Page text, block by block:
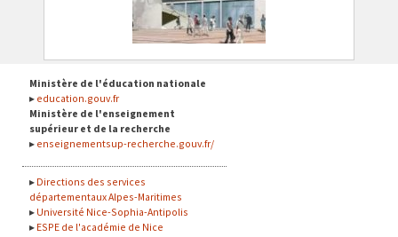
Ministère de l'éducation nationale
education.gouv.fr
Ministère de l'enseignement
supérieur et de la recherche
enseignementsup-recherche.gouv.fr/
Directions des services
départementaux Alpes-Maritimes
Université Nice-Sophia-Antipolis
ESPE de l'académie de Nice